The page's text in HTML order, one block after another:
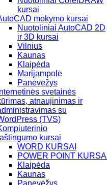
kursai
mokymo kursai
Nuotoliniai AutoCAD 2D
ir 3D kursai
Vilnius
Kaunas
Klaipėda
Marijampolė
Panėvežys
Internetinės svetainės
atnaujinimas ir
su
(TVS)
kursai
WORD KURSAI
POWER POINT KURSAI
Klaipėda
Kaunas